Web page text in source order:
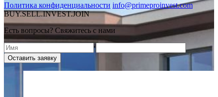
Политика конфиденциальности info@primeproinvest.com
BUY.SELL.INVEST.JOIN
Есть вопросы? Свяжитесь с нами